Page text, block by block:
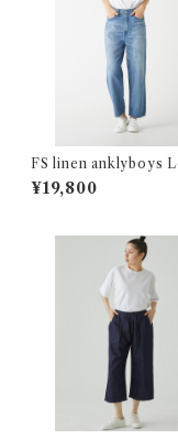
FS linen anklyboys
244
¥19,800